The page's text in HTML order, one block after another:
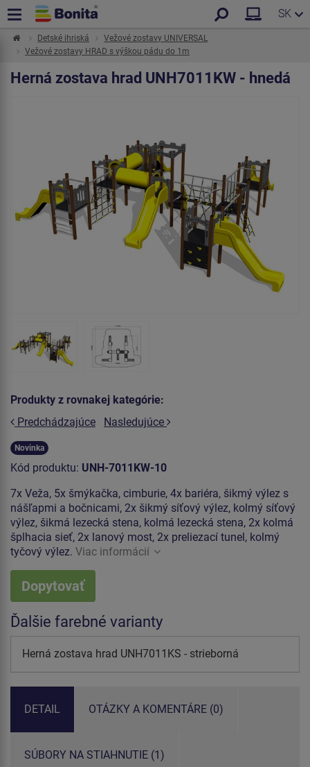
SK
Detské ihriská
Vežové zostavy UNIVERSAL
Vežové zostavy HRAD s výškou pádu do 1m
Herná zostava hrad UNH7011KW - hnedá
Produkty z rovnakej kategórie:
Predchádzajúce
Nasledujúce
Novinka
Kód produktu: UNH-7011KW-10
7x Veža, 5x šmýkačka, cimburie, 4x bariéra, šikmý výlez s
nášľapmi a bočnicami, 2x šikmý síťový výlez, kolmý síťový
výlez, šikmá lezecká stena, kolmá lezecká stena, 2x kolmá
šplhacia sieť, 2x lanový most, 2x preliezací tunel, kolmý
tyčový výlez. Viac informácií
Dopytovať
Ďalšie farebné varianty
Herná zostava hrad UNH7011KS - strieborná
DETAIL OTÁZKY A KOMENTÁRE (0)
SÚBORY NA STIAHNUTIE (1)